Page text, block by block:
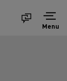
Menu